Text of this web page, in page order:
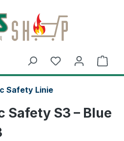
Safety Linie
Safety S3 – Blue